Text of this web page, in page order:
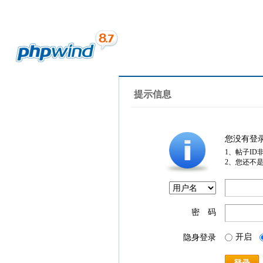
提示信息
您没有登
1、帖子ID
2、您还不
密 码
隐身登录 开启